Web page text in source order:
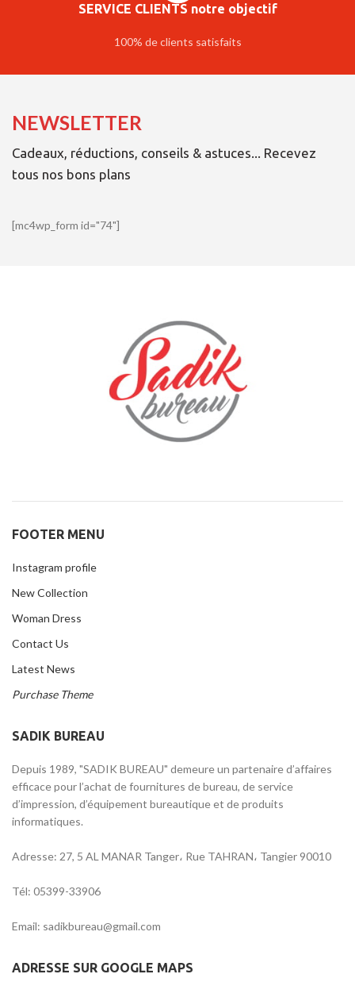
SERVICE CLIENTS notre objectif
100% de clients satisfaits
NEWSLETTER
Cadeaux, réductions, conseils & astuces... Recevez
tous nos bons plans
[mc4wp_form id="74"]
FOOTER MENU
Instagram profile
New Collection
Woman Dress
Contact Us
Latest News
Purchase Theme
SADIK BUREAU
Depuis 1989, "SADIK BUREAU" demeure un partenaire d’affaires
efficace pour l’achat de fournitures de bureau, de service
d’impression, d’équipement bureautique et de produits
informatiques.
Adresse: 27, 5 AL MANAR Tanger، Rue TAHRAN، Tangier 90010
Tél: 05399-33906
Email: sadikbureau@gmail.com
ADRESSE SUR GOOGLE MAPS